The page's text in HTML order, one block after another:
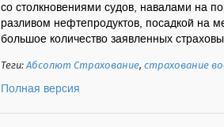
со столкновениями судов, навалами на
разливом нефтепродуктов, посадкой на
большое количество заявленных
Теги:Абсолют Страхование,страхование
Полная версия